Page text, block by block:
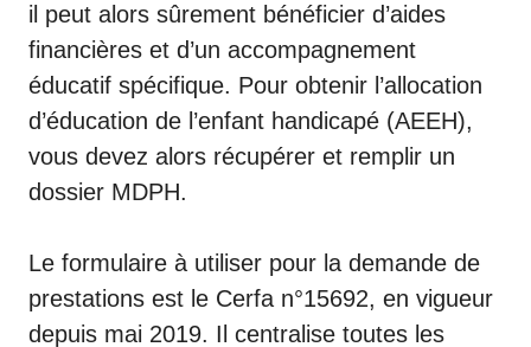
il peut alors sûrement bénéficier d’aides
financières et d’un accompagnement
éducatif spécifique. Pour obtenir l’allocation
d’éducation de l’enfant handicapé (AEEH),
vous devez alors récupérer et remplir un
dossier MDPH.
Le formulaire à utiliser pour la demande de
prestations est le Cerfa n°15692, en vigueur
depuis mai 2019. Il centralise toutes les